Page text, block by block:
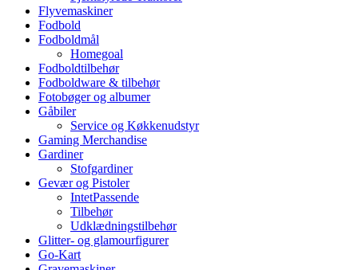
Flyvemaskiner
Fodbold
Fodboldmål
Homegoal
Fodboldtilbehør
Fodboldware & tilbehør
Fotobøger og albumer
Gåbiler
Service og Køkkenudstyr
Gaming Merchandise
Gardiner
Stofgardiner
Gevær og Pistoler
IntetPassende
Tilbehør
Udklædningstilbehør
Glitter- og glamourfigurer
Go-Kart